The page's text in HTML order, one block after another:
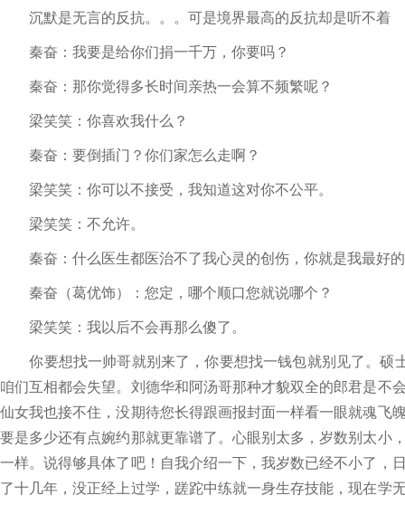
沉默是无言的反抗。。。可是境界最高的反抗却是听不着
秦奋：我要是给你们捐一千万，你要吗？
秦奋：那你觉得多长时间亲热一会算不频繁呢？
梁笑笑：你喜欢我什么？
秦奋：要倒插门？你们家怎么走啊？
梁笑笑：你可以不接受，我知道这对你不公平。
梁笑笑：不允许。
秦奋：什么医生都医治不了我心灵的创伤，你就是我最好
秦奋（葛优饰）：您定，哪个顺口您就说哪个？
梁笑笑：我以后不会再那么傻了。
你要想找一帅哥就别来了，你要想找一钱包就别见了。硕
咱们互相都会失望。刘德华和阿汤哥那种才貌双全的郎君是不
仙女我也接不住，没期待您长得跟画报封面一样看一眼就魂飞
要是多少还有点婉约那就更靠谱了。心眼别太多，岁数别太小
一样。说得够具体了吧！自我介绍一下，我岁数已经不小了，
了十几年，没正经上过学，蹉跎中练就一身生存技能，现在学